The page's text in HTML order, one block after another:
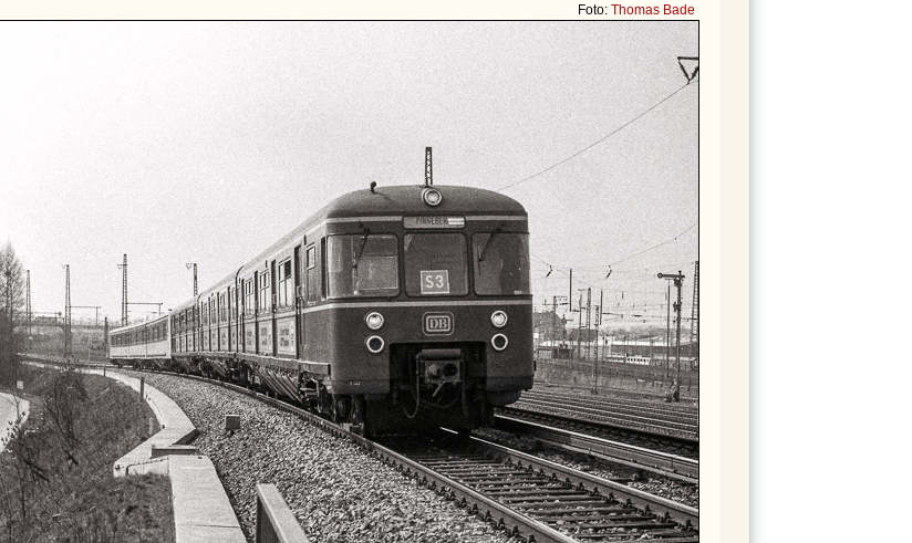
Foto: Thomas Bade